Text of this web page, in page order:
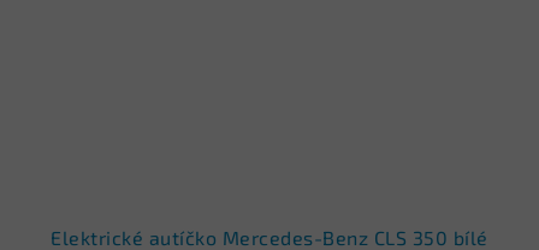
Elektrické autíčko Mercedes-Benz CLS 350 bílé